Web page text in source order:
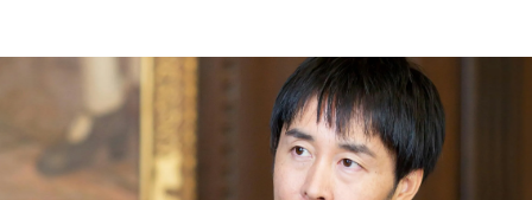
Careers
News